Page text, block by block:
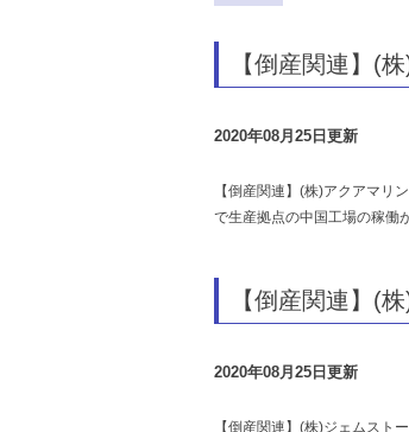
【倒産関連】(
2020年08月25日更新
【倒産関連】(株)アクアマリ
で生産拠点の中国工場の稼働
【倒産関連】(
2020年08月25日更新
【倒産関連】(株)ジェムスト